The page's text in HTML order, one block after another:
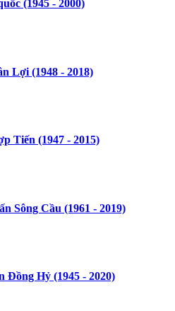
(1945 - 2000)
Lợi (1948 - 2018)
Tiến (1947 - 2015)
Sông Cầu (1961 - 2019)
Đồng Hỷ (1945 - 2020)